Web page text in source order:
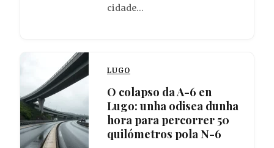
cidade…
LUGO
O colapso da A-6 en
Lugo: unha odisea dunha
hora para percorrer 50
quilómetros pola N-6